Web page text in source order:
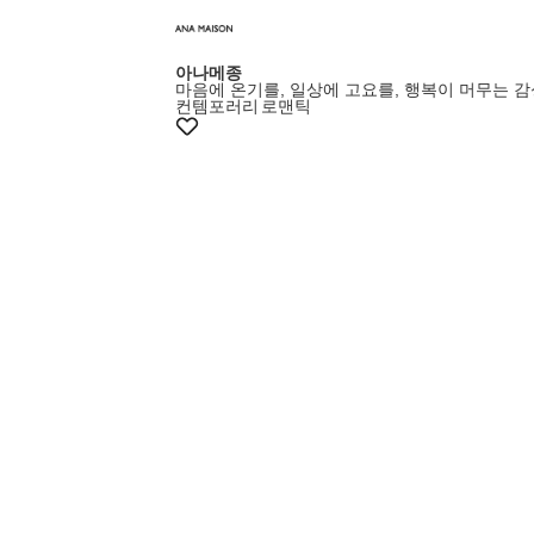
아나메종
마음에 온기를, 일상에 고요를, 행복이 머무는 감
컨템포러리 로맨틱